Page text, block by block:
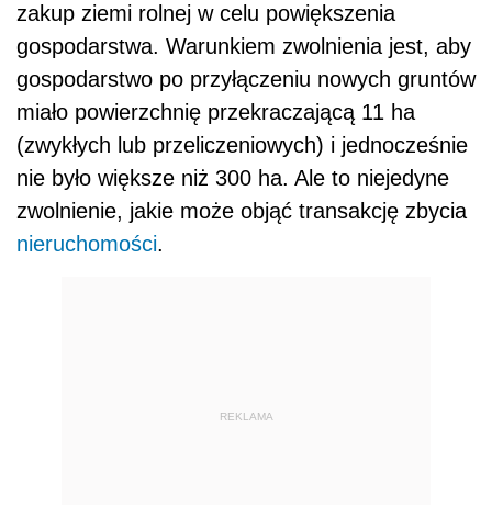
zakup ziemi rolnej w celu powiększenia
gospodarstwa. Warunkiem zwolnienia jest, aby
gospodarstwo po przyłączeniu nowych gruntów
miało powierzchnię przekraczającą 11 ha
(zwykłych lub przeliczeniowych) i jednocześnie
nie było większe niż 300 ha. Ale to niejedyne
zwolnienie, jakie może objąć transakcję zbycia
nieruchomości.
REKLAMA